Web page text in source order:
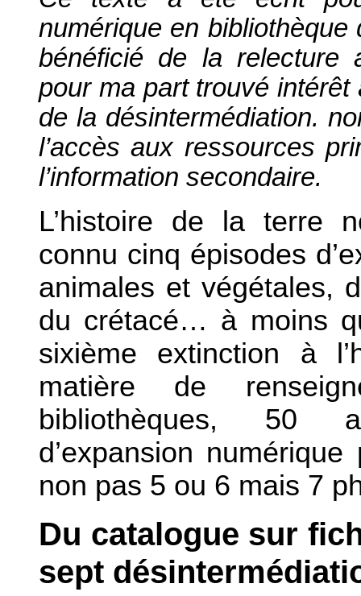
numérique en
bénéficié de la relecture
pour ma part trouvé
de la désintermédiation.
l’accès aux ressources
l’information secondaire.
L’histoire de la terre
connu cinq épisodes
animales et végétales,
du crétacé… à moins
sixième extinction à
matière de
bibliothèques, 50
d’expansion
non pas 5 ou 6 mais 7
Du catalogue sur
sept